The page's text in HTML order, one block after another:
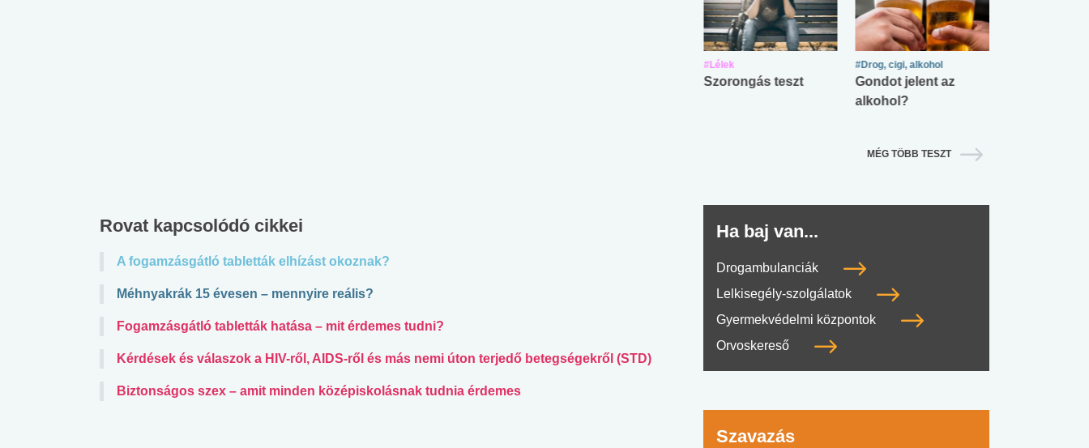
Rovat kapcsolódó cikkei
A fogamzásgátló tabletták elhízást okoznak?
Méhnyakrák 15 évesen – mennyire reális?
Fogamzásgátló tabletták hatása – mit érdemes tudni?
Kérdések és válaszok a HIV-ről, AIDS-ről és más nemi úton terjedő betegségekről (STD)
Biztonságos szex – amit minden középiskolásnak tudnia érdemes
#Lélek
Szorongás teszt
#Drog, cigi, alkohol
Gondot jelent az
alkohol?
MÉG TÖBB TESZT
Ha baj van...
Drogambulanciák
Lelkisegély-szolgálatok
Gyermekvédelmi központok
Orvoskereső
Szavazás